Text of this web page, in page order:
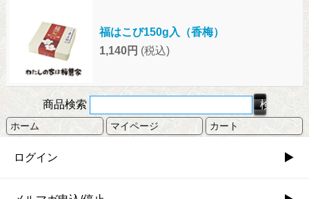
福はこび150g入（香梅）
1,140円 (税込)
商品検索
ホーム マイページ カート
ログイン